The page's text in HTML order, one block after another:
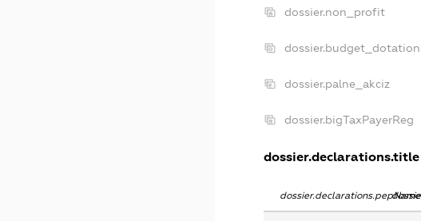
dossier.non_profit
dossier.budget_dotation
dossier.palne_akciz
dossier.bigTaxPayerReg
dossier.declarations.title
dossier.declarations.pepName